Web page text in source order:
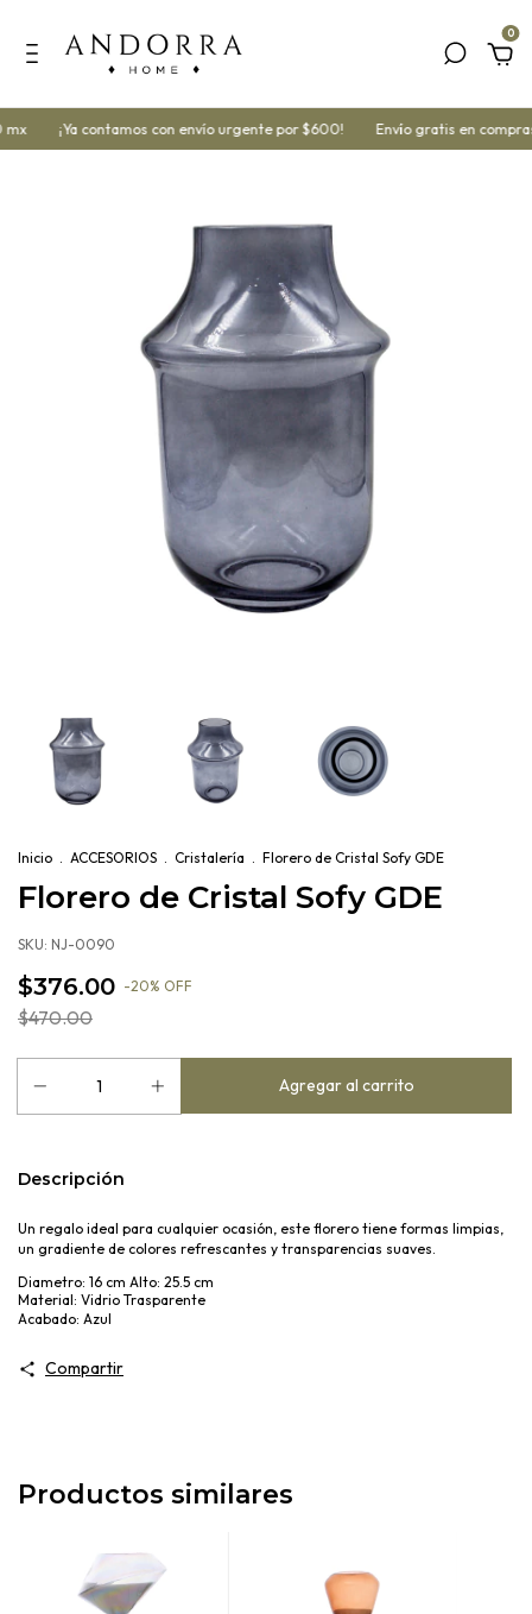
0
¡Ya contamos con envío urgente por $600! Envío gratis en
Inicio . ACCESORIOS . Cristalería . Florero de Cristal Sofy GDE
Florero de Cristal Sofy GDE
SKU: NJ-0090
$376.00 -20% OFF
$470.00
Descripción
Un regalo ideal para cualquier ocasión, este florero tiene formas limpias,
un gradiente de colores refrescantes y transparencias suaves.
Diametro: 16 cm Alto: 25.5 cm
Material: Vidrio Trasparente
Acabado: Azul
Compartir
Productos similares